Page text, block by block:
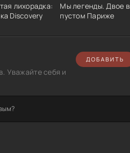
лихорадка:
Discovery
Мы легенды. Двое в
пустом Париже
Уважайте себя и
ДОБАВИТЬ